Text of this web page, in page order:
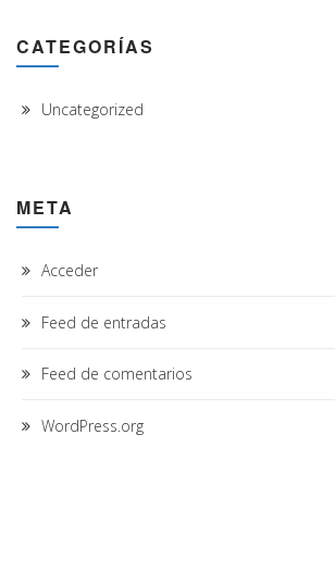
CATEGORÍAS
Uncategorized
META
Acceder
Feed de entradas
Feed de comentarios
WordPress.org